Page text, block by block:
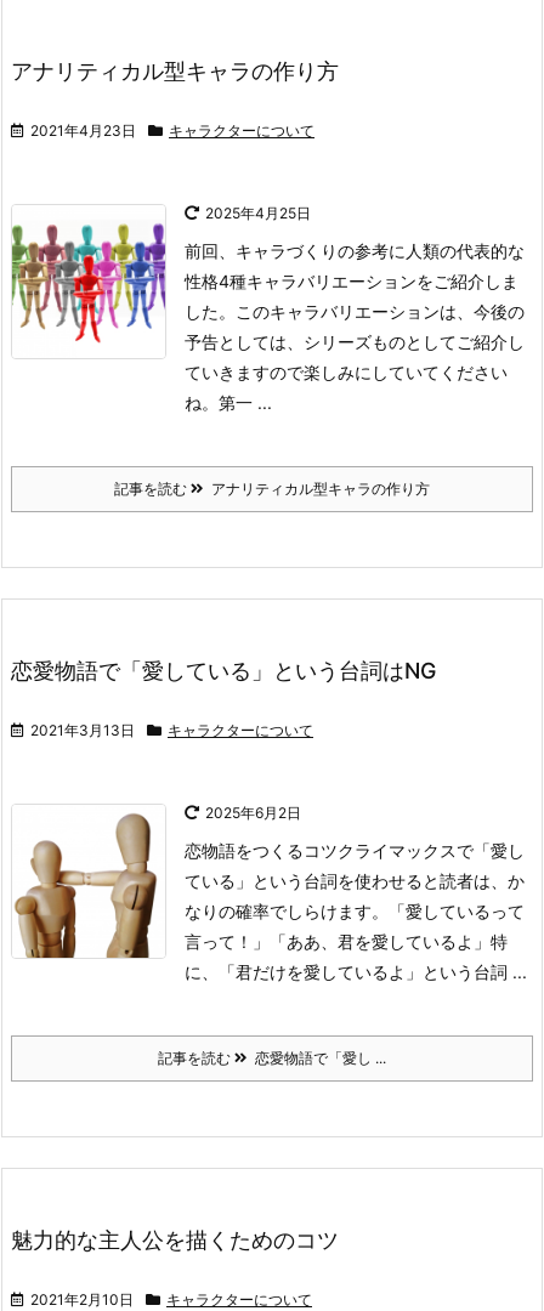
アナリティカル型キャラの作り方
2021年4月23日 キャラクターについて
2025年4月25日
前回、キャラづくりの参考に人類の代表的な
性格4種キャラバリエーションをご紹介しま
した。
このキャラバリエーションは、今後の
予告としては、シリーズものとしてご紹介し
ていきますので楽しみにしていてください
ね。 第一 ...
記事を読む アナリティカル型キャラの作り方
恋愛物語で「愛している」という台詞はNG
2021年3月13日 キャラクターについて
2025年6月2日
恋物語をつくるコツクライマックスで「愛し
ている」という台詞を使わせると読者は、か
なりの確率でしらけます。
「愛しているって
言って！」
「ああ、君を愛しているよ」 特
に、「君だけを愛しているよ」という台詞 ...
記事を読む 恋愛物語で「愛し ...
魅力的な主人公を描くためのコツ
2021年2月10日 キャラクターについて